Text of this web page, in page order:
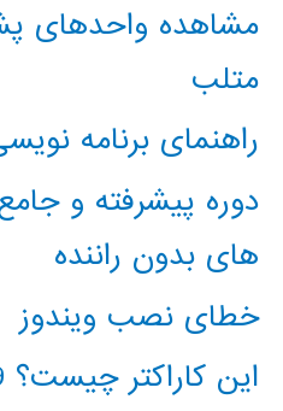
مشاهده واحدهای
متلب
راهنمای برنامه
دوره پیشرفته و
های بدون راننده
خطای نصب ویندوز
این کاراکتر چیست؟ 65279